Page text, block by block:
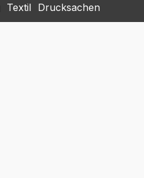
Textil Drucksachen